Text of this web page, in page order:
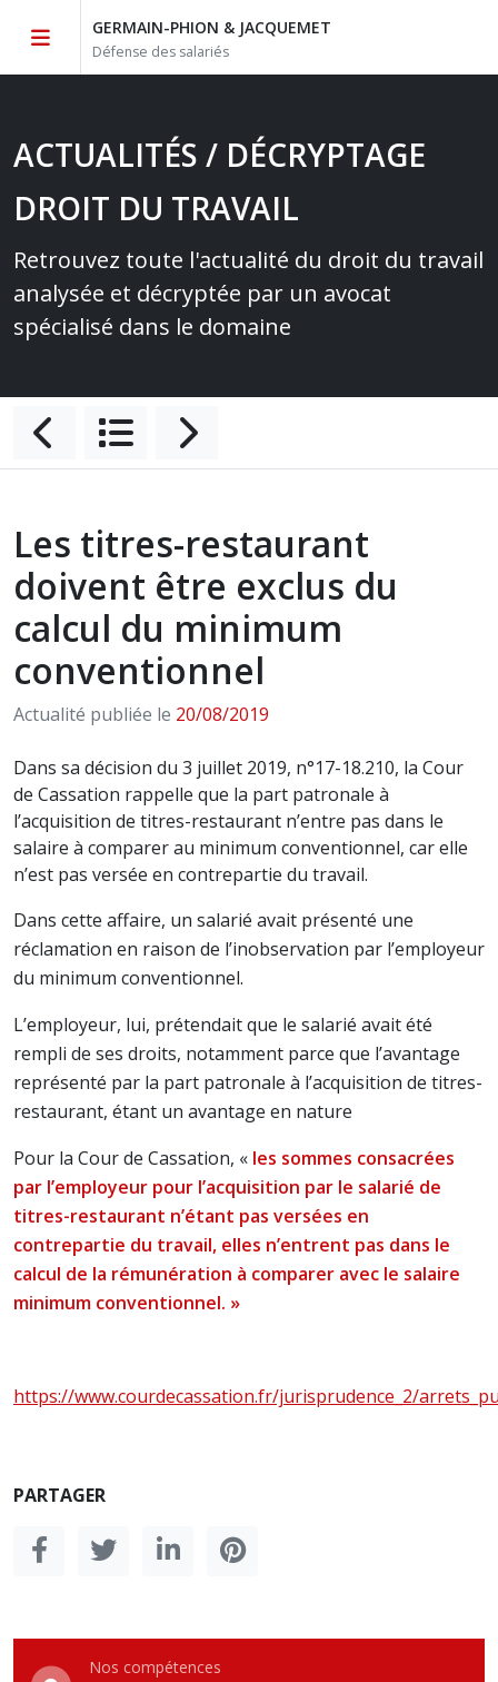
GERMAIN-PHION & JACQUEMET
Défense des salariés
ACTUALITÉS / DÉCRYPTAGE
DROIT DU TRAVAIL
Retrouvez toute l'actualité du droit du travail
analysée et décryptée par un avocat
spécialisé dans le domaine
Les titres-restaurant
doivent être exclus du
calcul du minimum
conventionnel
Actualité publiée le 20/08/2019
Dans sa décision du 3 juillet 2019, n°17-18.210, la Cour
de Cassation rappelle que la part patronale à
l’acquisition de titres-restaurant n’entre pas dans le
salaire à comparer au minimum conventionnel, car elle
n’est pas versée en contrepartie du travail.
Dans cette affaire, un salarié avait présenté une
réclamation en raison de l’inobservation par l’employeur
du minimum conventionnel.
L’employeur, lui, prétendait que le salarié avait été
rempli de ses droits, notamment parce que l’avantage
représenté par la part patronale à l’acquisition de titres-
restaurant, étant un avantage en nature
Pour la Cour de Cassation, « les sommes consacrées
par l’employeur pour l’acquisition par le salarié de
titres-restaurant n’étant pas versées en
contrepartie du travail, elles n’entrent pas dans le
calcul de la rémunération à comparer avec le salaire
minimum conventionnel. »
https://www.courdecassation.fr/jurisprudence_2/
PARTAGER
Nos compétences